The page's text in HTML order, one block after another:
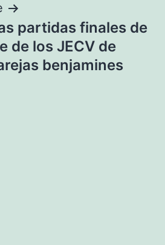
partidas finales de
de los JECV de
benjamines